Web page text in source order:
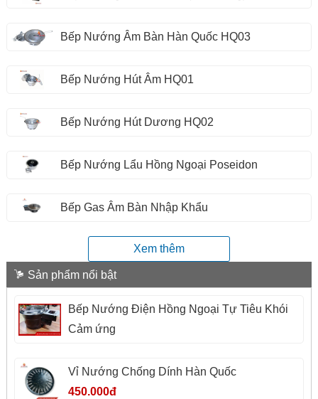
Bếp Nướng Âm Bàn Hàn Quốc HQ03
Bếp Nướng Hút Âm HQ01
Bếp Nướng Hút Dương HQ02
Bếp Nướng Lẩu Hồng Ngoại Poseidon
Bếp Gas Âm Bàn Nhập Khẩu
Xem thêm
Sản phẩm nổi bật
Bếp Nướng Điện Hồng Ngoại Tự Tiêu Khói
Cảm ứng
Vỉ Nướng Chống Dính Hàn Quốc
450.000đ